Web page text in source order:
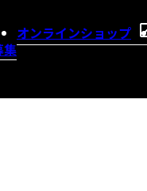
集
オンラインショップ